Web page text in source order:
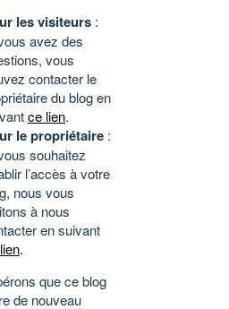
les visiteurs :
avez des
vous
contacter le
du blog en
ce lien.
le propriétaire :
souhaitez
l’accès à votre
nous vous
à nous
en suivant
.
que ce blog
de nouveau